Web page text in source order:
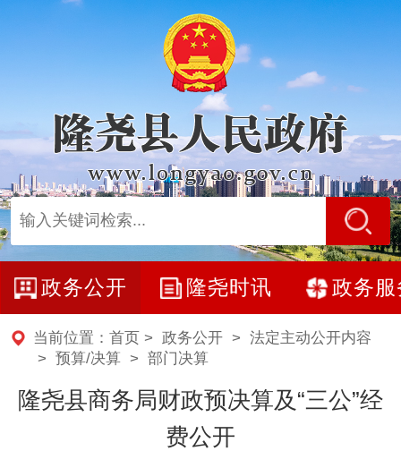
政务公开 隆尧时讯 政务服
当前位置： 首页 > 政务公开> 法定主动公开内容
> 预算/决算> 部门决算
隆尧县商务局财政预决算及“三公”经
费公开